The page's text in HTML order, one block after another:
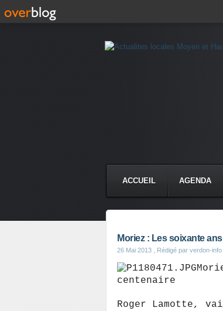
ACCUEIL AGENDA
Moriez : Les soixante
26 Mai 2013 , Rédigé par verdon-info
centenaire
Roger Lamotte,